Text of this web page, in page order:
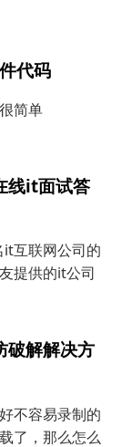
代码
简单
线it面试答
互联网公司的
提供的it公司
破解解决方
不容易录制的
了，那么怎么